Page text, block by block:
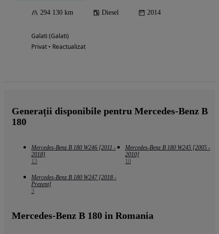
294 130 km Diesel 2014
Galati (Galati)
Privat • Reactualizat
Generații disponibile pentru Mercedes-Benz B
180
Mercedes-Benz B 180 W246 [2011 -
2018]
13
Mercedes-Benz B 180 W245 [2005 -
2010]
10
Mercedes-Benz B 180 W247 [2018 -
Prezent]
3
Mercedes-Benz B 180 in Romania